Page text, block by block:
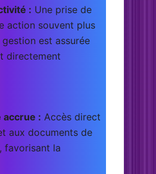
: Une prise de
action souvent plus
est assurée
directement
accrue : Accès direct
aux documents de
favorisant la